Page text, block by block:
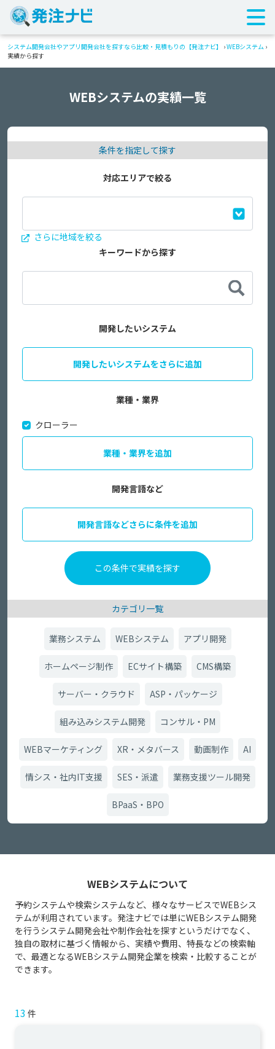
システム開発会社やアプリ開発会社を探すなら比較・見積もりの【発注ナビ】 ›WEBシステム ›
実績から探す
WEBシステムの実績一覧
条件を指定して探す
対応エリアで絞る
さらに地域を絞る
キーワードから探す
開発したいシステム
開発したいシステムをさらに追加
業種・業界
クローラー
業種・業界を追加
開発言語など
開発言語などさらに条件を追加
カテゴリ一覧
業務システム WEBシステム アプリ開発
ホームページ制作 ECサイト構築 CMS構築
サーバー・クラウド ASP・パッケージ
組み込みシステム開発 コンサル・PM
WEBマーケティング XR・メタバース 動画制作 AI
情シス・社内IT支援 SES・派遣 業務支援ツール開発
BPaaS・BPO
WEBシステムについて
予約システムや検索システムなど、様々なサービスでWEBシス
テムが利用されています。発注ナビでは単にWEBシステム開発
を行うシステム開発会社や制作会社を探すというだけでなく、
独自の取材に基づく情報から、実績や費用、特長などの検索軸
で、最適となるWEBシステム開発企業を検索・比較することが
できます。
13 件